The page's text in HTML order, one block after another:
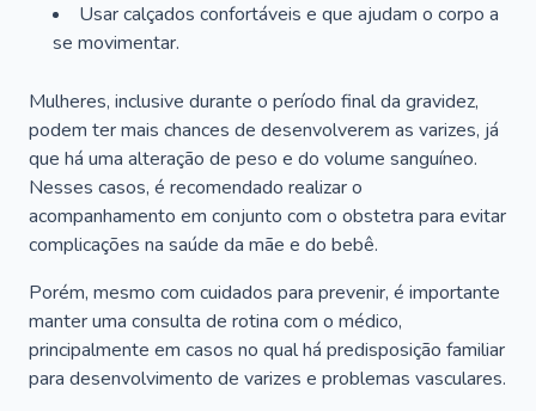
Usar calçados confortáveis e que ajudam o corpo a
se movimentar.
Mulheres, inclusive durante o período final da gravidez,
podem ter mais chances de desenvolverem as varizes, já
que há uma alteração de peso e do volume sanguíneo.
Nesses casos, é recomendado realizar o
acompanhamento em conjunto com o obstetra para evitar
complicações na saúde da mãe e do bebê.
Porém, mesmo com cuidados para prevenir, é importante
manter uma consulta de rotina com o médico,
principalmente em casos no qual há predisposição familiar
para desenvolvimento de varizes e problemas vasculares.